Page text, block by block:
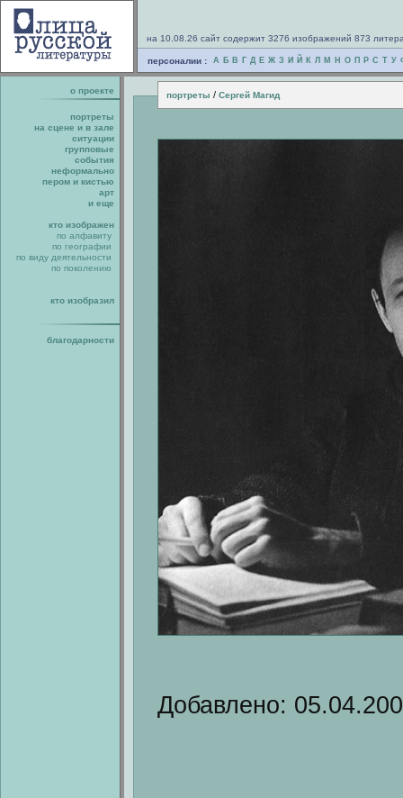
на 10.08.26 сайт содержит 3276 изображений 873
персоналии : А Б В Г Д Е Ж З И Й К Л М Н О П Р С Т У
о проекте портреты / Сергей Магид
портреты
на сцене и в зале
ситуации
групповые
события
неформально
пером и кистью
арт
и еще
кто изображен
по алфавиту
по географии
по виду деятельности
по поколению
кто изобразил
благодарности
Добавлено: